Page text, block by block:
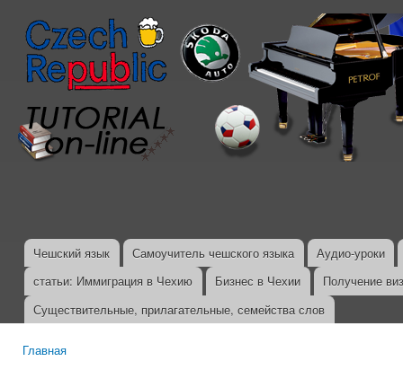
Главное меню
Чешский язык Самоучитель чешского языка
Аудио-уроки
статьи: Иммиграция в Чехию
Бизнес в Чехии
Получение
Существительные, прилагательные, семейства слов
Главная